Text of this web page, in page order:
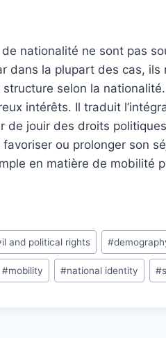
de nationalité ne sont pas
dans la plupart des cas, ils
selon la
intérêts. Il traduit
de jouir des droits
ou prolonger son
en matière de mobilité
and political rights #
#mobility #national identity #